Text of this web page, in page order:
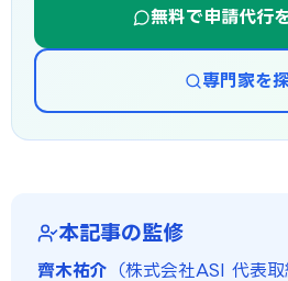
無料で申請代行
専門家を
本記事の監修
齊木祐介 （株式会社ASI 代表取